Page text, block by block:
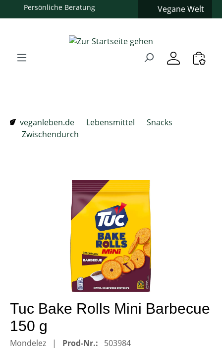
Zum Hauptinhalt springen
Zur Hauptnavigation springen
Persönliche Beratung Vegane Welt
veganleben.de
Lebensmittel
Snacks
Zwischendurch
Bildergalerie überspringen
Tuc Bake Rolls Mini Barbecue
150 g
Mondelez Prod-Nr.: 503984